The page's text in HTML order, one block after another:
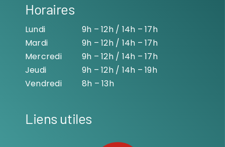
Horaires
Lundi
9h – 12h / 14h – 17h
Mardi
9h – 12h / 14h – 17h
Mercredi
9h – 12h / 14h – 17h
Jeudi
9h – 12h / 14h – 19h
Vendredi
8h – 13h
Liens utiles